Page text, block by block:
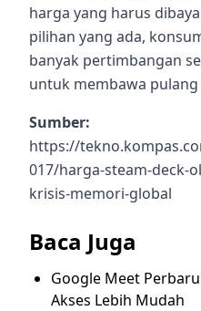
harga yang harus
pilihan yang ada,
banyak pertimbangan
untuk membawa pulang
Sumber:
https://
017/harga-steam-deck-
krisis-memori-global
Baca Juga
Google Meet
Akses Lebih Mudah